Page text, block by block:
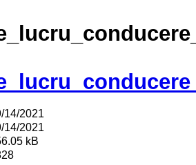
14/2021
14/2021
kB